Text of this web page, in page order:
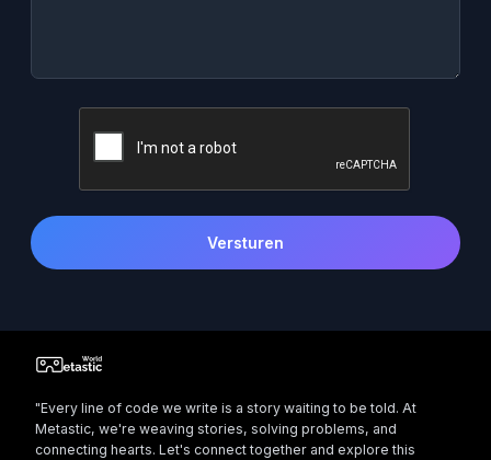
Versturen
"Every line of code we write is a story waiting to be told. At
Metastic, we're weaving stories, solving problems, and
connecting hearts. Let's connect together and explore this